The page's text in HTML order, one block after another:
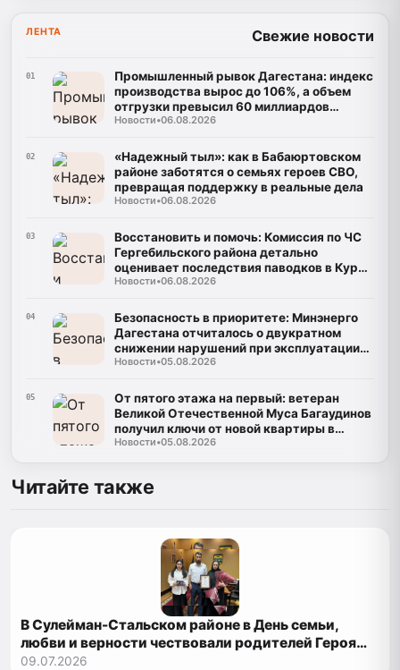
ЛЕНТА Свежие новости
01
Промышленный рывок Дагестана: индекс
производства вырос до 106%, а объем
отгрузки превысил 60 миллиардов
рублей
Новости•06.08.2026
02
«Надежный тыл»: как в Бабаюртовском
районе заботятся о семьях героев СВО,
превращая поддержку в реальные дела
Новости•06.08.2026
03
Восстановить и помочь: Комиссия по ЧС
Гергебильского района детально
оценивает последствия паводков в Курми
и Хвартикуни
Новости•06.08.2026
04
Безопасность в приоритете: Минэнерго
Дагестана отчиталось о двукратном
снижении нарушений при эксплуатации
газа
Новости•05.08.2026
05
От пятого этажа на первый: ветеран
Великой Отечественной Муса Багаудинов
получил ключи от новой квартиры в
Каспийске
Новости•05.08.2026
Читайте также
В Сулейман-Стальском районе в День семьи,
любви и верности чествовали родителей Героя
России
09.07.2026